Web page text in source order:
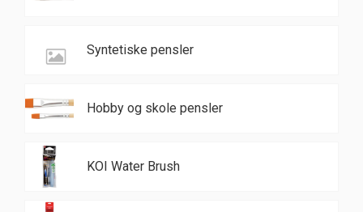
Syntetiske pensler
Hobby og skole pensler
KOI Water Brush